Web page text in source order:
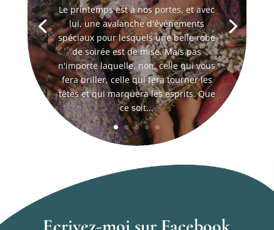
Le printemps est à nos portes, et avec
lui, une avalanche d'événements
spéciaux pour lesquels une belle robe
de soirée est de mise. Mais pas
n'importe laquelle, non, celle qui vous
fera briller, celle qui fera tourner les
têtes et qui marquera les esprits. Que
ce soit...